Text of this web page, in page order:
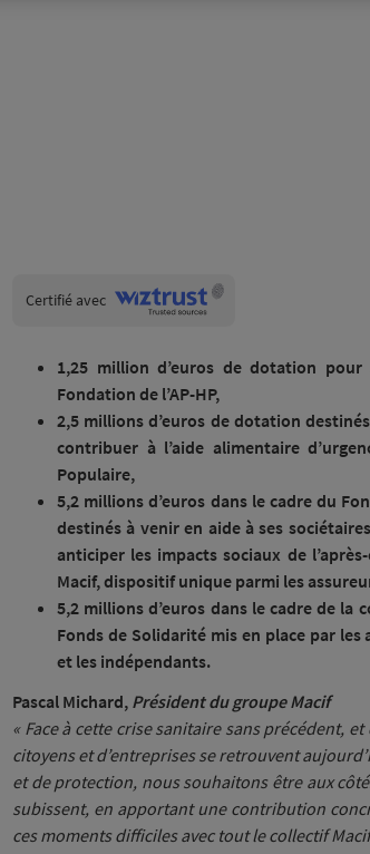
Certifié avecWiztrust
trusted
1,25 million d’euros de dotation
Fondation de l’AP-HP,
2,5 millions d’euros de dotation
contribuer à l’aide alimentaire
Populaire,
5,2 millions d’euros dans le cadre du
destinés à venir en aide à ses
anticiper les impacts sociaux de
Macif, dispositif unique parmi les
5,2 millions d’euros dans le cadre de la
Fonds de Solidarité mis en place par
et les indépendants.
Pascal Michard, Président du groupe Macif
« Face à cette crise sanitaire sans précédent,
citoyens et d’entreprises se retrouvent
et de protection, nous souhaitons être aux
subissent, en apportant une contribution
ces moments difficiles avec tout le collectif